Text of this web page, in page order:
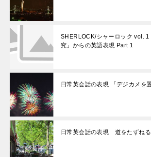
SHERLOCK/シャーロック vol. 1
究」からの英語表現 Part 1
日常英会話の表現 「デジカメを
日常英会話の表現 道をたずね